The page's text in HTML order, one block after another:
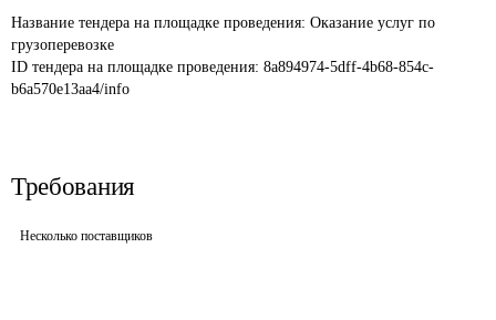
Название тендера на площадке проведения: Оказание услуг по
грузоперевозке
ID тендера на площадке проведения: 8a894974-5dff-4b68-854c-
b6a570e13aa4/info
Требования
Несколько поставщиков